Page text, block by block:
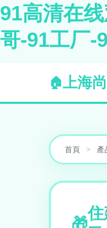
91高清在
哥-91工厂-
上海
首頁 > 產